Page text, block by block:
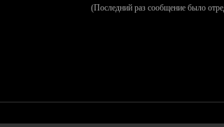
(Последний раз сообщение было